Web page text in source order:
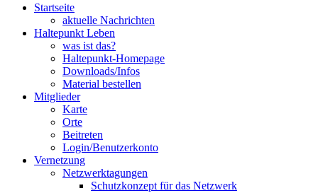
Startseite
aktuelle Nachrichten
Haltepunkt Leben
was ist das?
Haltepunkt-Homepage
Downloads/Infos
Material bestellen
Mitglieder
Karte
Orte
Beitreten
Login/Benutzerkonto
Vernetzung
Netzwerktagungen
Schutzkonzept für das Netzwerk